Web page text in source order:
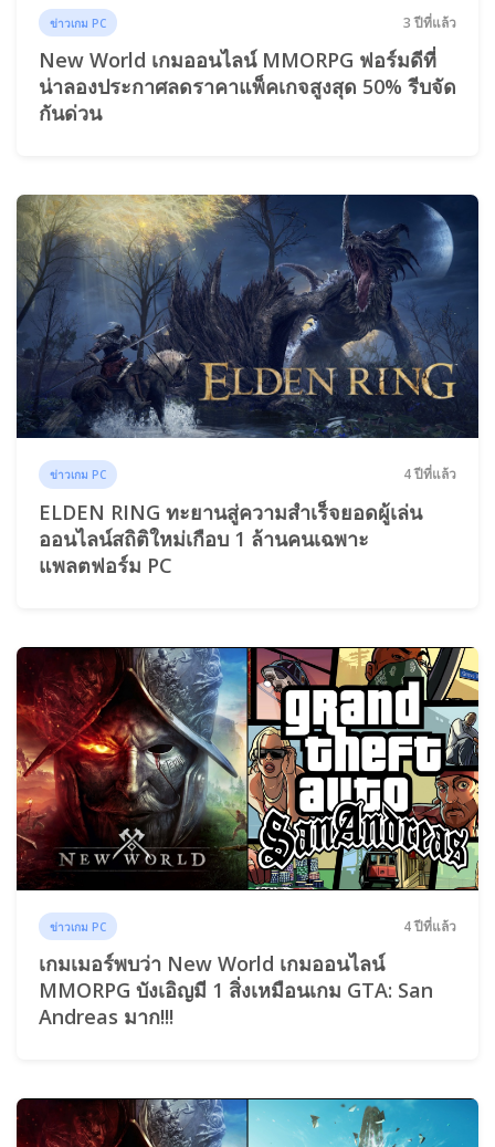
ข่าวเกม PC 3 ปีที่แล้ว
New World เกมออนไลน์ MMORPG ฟอร์มดีที่
น่าลองประกาศลดราคาแพ็คเกจสูงสุด 50% รีบจัด
กันด่วน
ข่าวเกม PC 4 ปีที่แล้ว
ELDEN RING ทะยานสู่ความสำเร็จยอดผู้เล่น
ออนไลน์สถิติใหม่เกือบ 1 ล้านคนเฉพาะ
แพลตฟอร์ม PC
ข่าวเกม PC 4 ปีที่แล้ว
เกมเมอร์พบว่า New World เกมออนไลน์
MMORPG บังเอิญมี 1 สิ่งเหมือนเกม GTA: San
Andreas มาก!!!